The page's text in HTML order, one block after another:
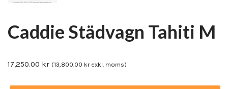
Caddie Städvagn Tahiti M
17,250.00 kr (13,800.00 krexkl. moms)